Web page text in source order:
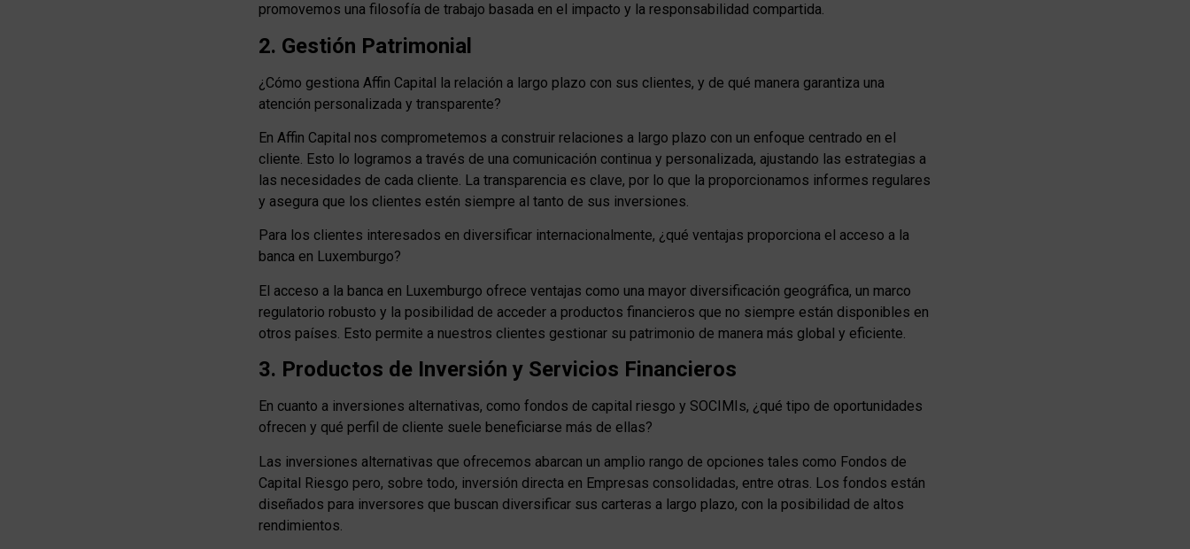
promovemos una filosofía de trabajo basada en el impacto y la responsabilidad compartida.
2. Gestión Patrimonial
¿Cómo gestiona Affin Capital la relación a largo plazo con sus clientes, y de qué manera garantiza una
atención personalizada y transparente?
En Affin Capital nos comprometemos a construir relaciones a largo plazo con un enfoque centrado en el
cliente. Esto lo logramos a través de una comunicación continua y personalizada, ajustando las estrategias a
las necesidades de cada cliente. La transparencia es clave, por lo que la proporcionamos informes regulares
y asegura que los clientes estén siempre al tanto de sus inversiones.
Para los clientes interesados en diversificar internacionalmente, ¿qué ventajas proporciona el acceso a la
banca en Luxemburgo?
El acceso a la banca en Luxemburgo ofrece ventajas como una mayor diversificación geográfica, un marco
regulatorio robusto y la posibilidad de acceder a productos financieros que no siempre están disponibles en
otros países. Esto permite a nuestros clientes gestionar su patrimonio de manera más global y eficiente.
3. Productos de Inversión y Servicios Financieros
En cuanto a inversiones alternativas, como fondos de capital riesgo y SOCIMIs, ¿qué tipo de oportunidades
ofrecen y qué perfil de cliente suele beneficiarse más de ellas?
Las inversiones alternativas que ofrecemos abarcan un amplio rango de opciones tales como Fondos de
Capital Riesgo pero, sobre todo, inversión directa en Empresas consolidadas, entre otras. Los fondos están
diseñados para inversores que buscan diversificar sus carteras a largo plazo, con la posibilidad de altos
rendimientos.